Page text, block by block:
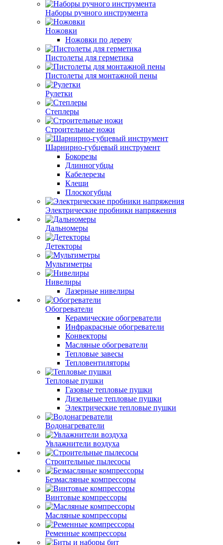
Наборы ручного инструмента
Ножовки
Ножовки по дереву
Пистолеты для герметика
Пистолеты для монтажной пены
Рулетки
Степлеры
Строительные ножи
Шарнирно-губцевый инструмент
Бокорезы
Длинногубцы
Кабелерезы
Клещи
Плоскогубцы
Электрические пробники напряжения
Дальномеры
Детекторы
Мультиметры
Нивелиры
Лазерные нивелиры
Обогреватели
Керамические обогреватели
Инфракрасные обогреватели
Конвекторы
Масляные обогреватели
Тепловые завесы
Тепловентиляторы
Тепловые пушки
Газовые тепловые пушки
Дизельные тепловые пушки
Электрические тепловые пушки
Водонагреватели
Увлажнители воздуха
Строительные пылесосы
Безмасляные компрессоры
Винтовые компрессоры
Масляные компрессоры
Ременные компрессоры